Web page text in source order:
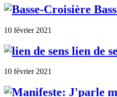
10 février 2021
lien de
10 février 2021